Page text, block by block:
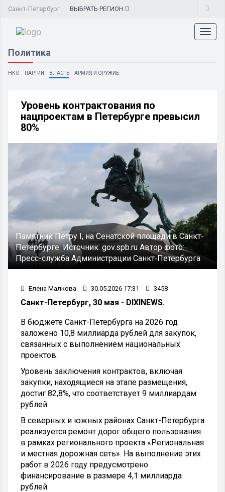
Санкт-Петербург ВЫБРАТЬ РЕГИОН
Политика
НКО ПАРТИИ ВЛАСТЬ АРМИЯ И ОРУЖИЕ
Уровень контрактования по
нацпроектам в Петербурге превысил
80%
Памятник Петру I, на Сенатской площади в Санкт-
Петербурге.Источник:gov.spb.ru Автор фото:
Пресс-служба Администрации Санкт‑Петербурга
Елена Малкова 30.05.2026 17:31 3458
Санкт-Петербург, 30 мая - DIXINEWS.
В бюджете Санкт-Петербурга на 2026 год
заложено 10,8 миллиарда рублей для закупок,
связанных с выполнением национальных
проектов.
Уровень заключения контрактов, включая
закупки, находящиеся на этапе размещения,
достиг 82,8%, что соответствует 9 миллиардам
рублей.
В северных и южных районах Санкт-Петербурга
реализуется ремонт дорог общего пользования
в рамках регионального проекта «Региональная
и местная дорожная сеть». На выполнение этих
работ в 2026 году предусмотрено
финансирование в размере 4,1 миллиарда
рублей.